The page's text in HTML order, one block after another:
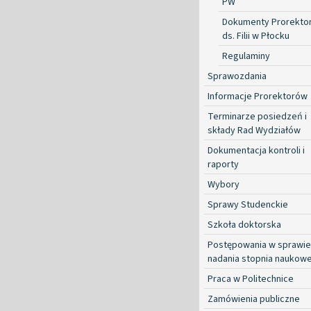
Dokumenty
ds. Filii w Płocku
Regulaminy
Sprawozdania
Informacje Prorektorów
Terminarze posiedzeń i
składy Rad Wydziałów
Dokumentacja kontroli i
raporty
Wybory
Sprawy Studenckie
Szkoła doktorska
Postępowania w sprawie
nadania stopnia
Praca w Politechnice
Zamówienia publiczne